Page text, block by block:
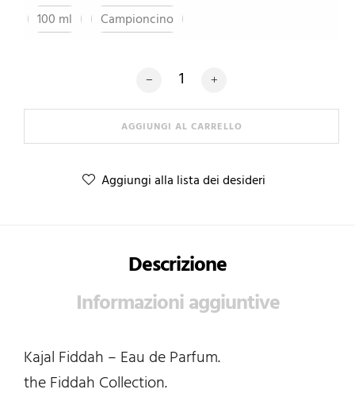
100 ml Campioncino
KAJAL - FIDDAH quantità
AGGIUNGI AL CARRELLO
Aggiungi alla lista dei desideri
Descrizione
Informazioni aggiuntive
Kajal Fiddah – Eau de Parfum.
the Fiddah Collection.